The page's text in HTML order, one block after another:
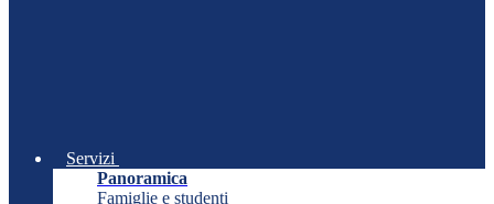
Servizi
Panoramica
Famiglie e studenti